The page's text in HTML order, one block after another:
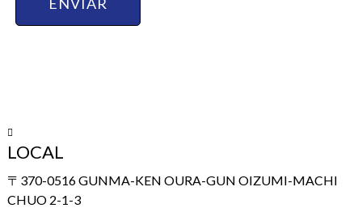
LOCAL
〒370-0516 GUNMA-KEN OURA-GUN OIZUMI-MACHI
CHUO 2-1-3